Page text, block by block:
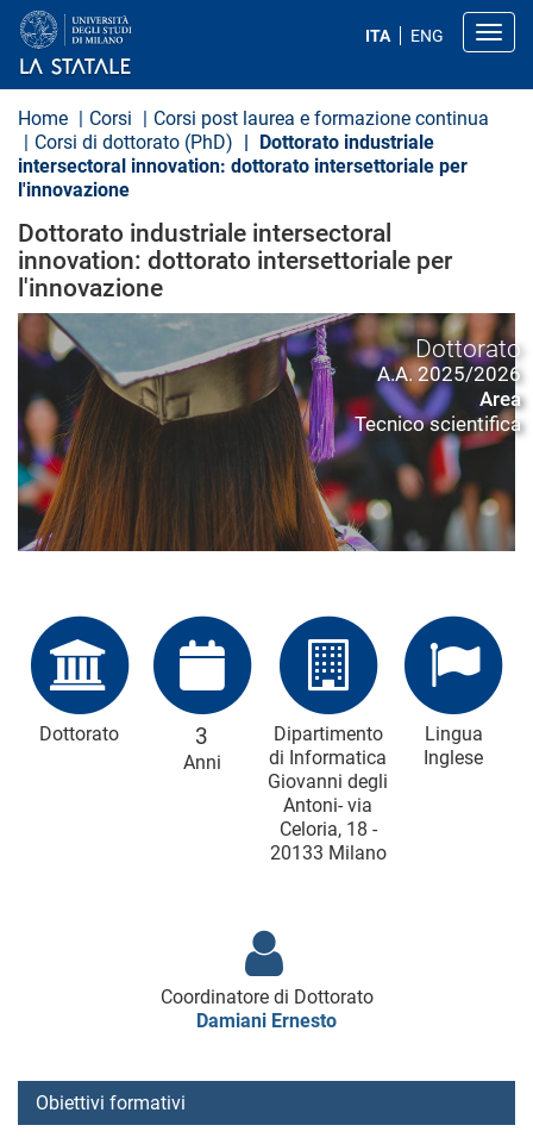
a
ITA ENG
Home Corsi
Corsi post laurea e formazione continua
Corsi di dottorato (PhD)
Dottorato industriale
intersectoral innovation: dottorato intersettoriale per
l'innovazione
Dottorato industriale intersectoral
innovation: dottorato intersettoriale per
l'innovazione
Dottorato
A.A. 2025/2026
Area
Tecnico scientifica
Dottorato 3
Anni
Dipartimento
di Informatica
Giovanni degli
Antoni- via
Celoria, 18 -
20133 Milano
Lingua
Inglese
Coordinatore di Dottorato
Damiani Ernesto
Obiettivi formativi